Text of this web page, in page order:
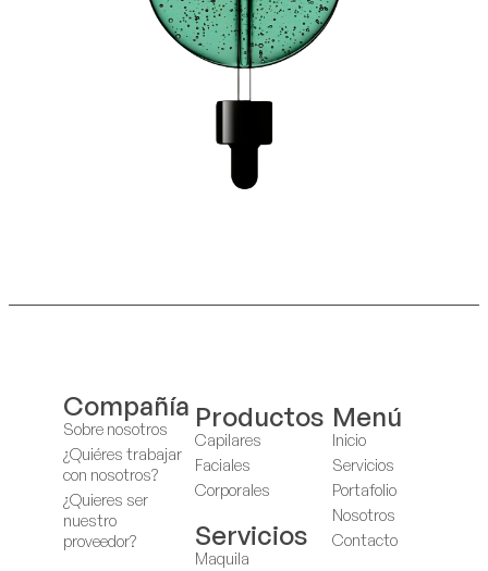
Compañía
Sobre nosotros
¿Quiéres trabajar
con nosotros?
¿Quieres ser
nuestro
proveedor?
Productos
Capilares
Faciales
Corporales
Servicios
Maquila
Menú
Inicio
Servicios
Portafolio
Nosotros
Contacto